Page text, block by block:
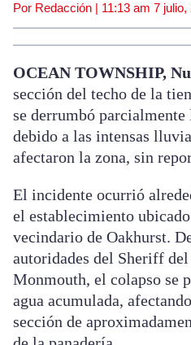
Por Redacción | 11:13 am 7 julio,
OCEAN TOWNSHIP,
sección del techo de la
se derrumbó parcialmente
debido a las intensas
afectaron la zona, sin
El incidente ocurrió
el establecimiento
vecindario de Oakhurst.
autoridades del Sheriff del
Monmouth, el colapso se
agua acumulada,
sección de